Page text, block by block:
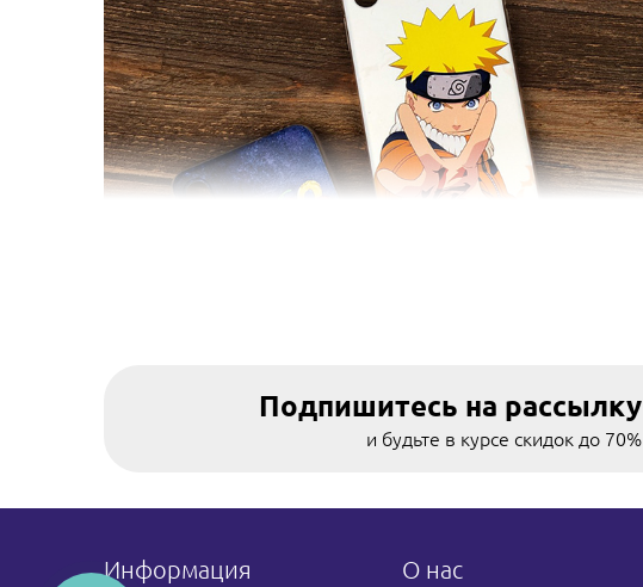
Подпишитесь на рассылку
и будьте в курсе скидок до 70%
Информация О нас